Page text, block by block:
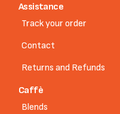
Assistance
Track your order
Contact
Returns and Refunds
Caffè
Blends